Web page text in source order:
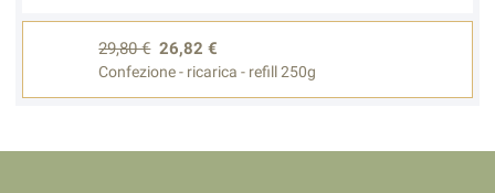
29,80 € 26,82 €
Confezione - ricarica - refill 250g